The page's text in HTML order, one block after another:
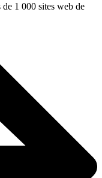
1 000 sites web de